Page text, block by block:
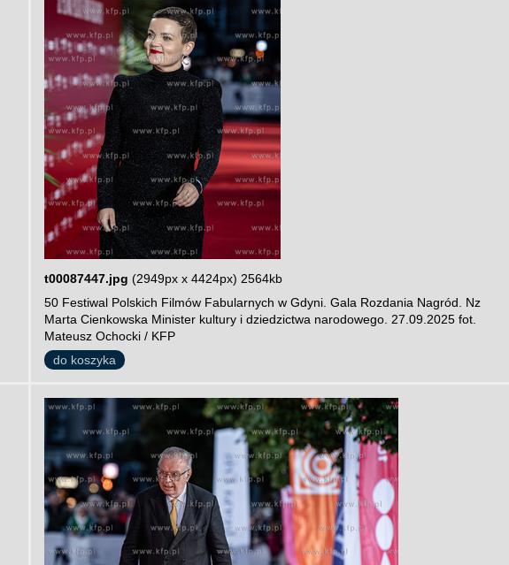
t00087447.jpg (2949px x 4424px) 2564kb
50 Festiwal Polskich Filmów Fabularnych w Gdyni. Gala Rozdania Nagród. Nz
Marta Cienkowska Minister kultury i dziedzictwa narodowego. 27.09.2025 fot.
Mateusz Ochocki / KFP
do koszyka